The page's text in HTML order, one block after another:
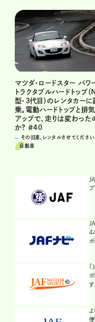
マツダ・ロードスター パワ
トラクタブルハードトップ（
型・3代目）のレンタカーに
乗。電動ハードトップと排
アップで、走りは変わった
か? ＃40
その旧車、レンタルさせてください
自動車
ブ
す